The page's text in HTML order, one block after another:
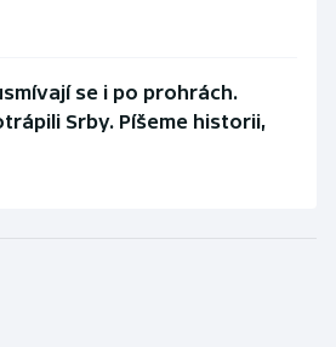
se i po prohrách.
Srby. Píšeme historii,